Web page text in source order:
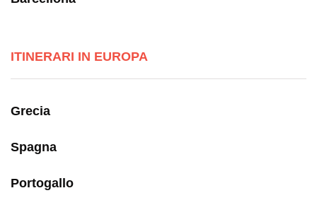
ITINERARI IN EUROPA
Grecia
Spagna
Portogallo